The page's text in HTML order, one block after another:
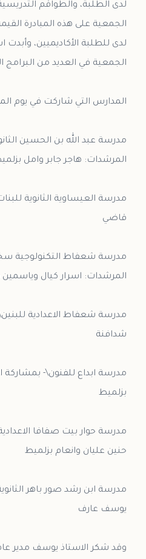
لدى الطلبة، والطواقم
الجمعية على هذه المبادرة
لدى للطلبة الأكاديميين،
مدرسة عبد الله بن الحسين
مدرسة العيساوية الثانوية
مدرسة شعفاط التكنولوجية
مدرسة شعفاط الاعدادية
مدرسة ابداع للفنون\- بمشاركة
مدرسة حوار بيت صفافا
مدرسة ابن رشد صور باهر
وقد شكر الاستاذ يوسف مدير